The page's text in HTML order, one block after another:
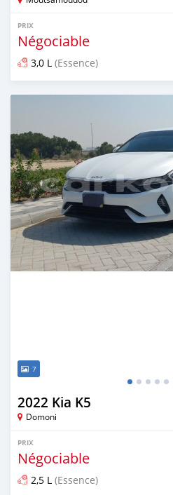
PRIX
Négociable
3,0 L (Essence)
Publié il y a plus d'un an
7
2022 Kia K5
Domoni
PRIX
Négociable
2,5 L (Essence)